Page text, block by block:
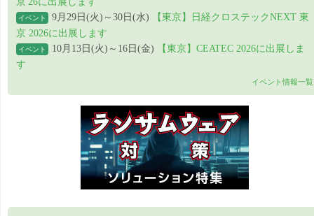
イベント 9月29日(火)～30日(水)
【東京】日経クロステックNEXT 東
京 2026に出展します
イベント 10月13日(火)～16日(金)
【東京】CEATEC 2026に出展しま
す
イベント情報一覧